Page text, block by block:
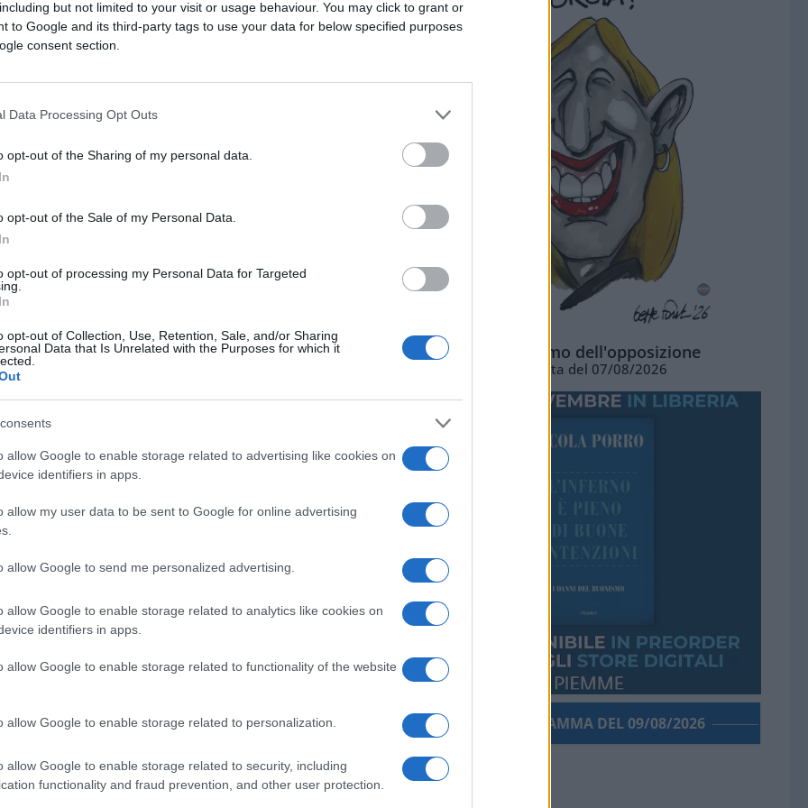
but not limited to your visit or usage behaviour. You may click to grant or
to Google and its third-party tags to use your data for below specified purposes
consent section.
Data Processing Opt Outs
opt-out of the Sharing of my personal data.
opt-out of the Sale of my Personal Data.
opt-out of processing my Personal Data for Targeted
opt-out of Collection, Use, Retention, Sale, and/or Sharing
Data that Is Unrelated with the Purposes for which it
allow Google to enable storage related to advertising like cookies on
identifiers in apps.
allow my user data to be sent to Google for online advertising
allow Google to send me personalized advertising.
allow Google to enable storage related to analytics like cookies on
identifiers in apps.
allow Google to enable storage related to functionality of the website
allow Google to enable storage related to personalization.
allow Google to enable storage related to security, including
functionality and fraud prevention, and other user protection.
nonché pasionaria
femminista, era
alla madre della saga che ha dato
si dice sputare nel piatto in cui si
della streghetta contro la “strega”
scrittrice, definite “transfobiche”.
vili e meschine, che più volte le
frutto del suo lavoro. Come, ad
quando l’autrice diHarry Potter
of Pop Culture ha dedicato al
post sul blog condiviso dal Museum of
Moore: “(…) Questa certa persona è un
odiose
e controverse per essere
arcobaleno la madre di Harry Potter è
di Harry Potter.
sua incoerenza.
successo nel 2021 a Kathleen Stock,
La professoressa era finita nella
di fatto esiste, ossia la differenza di
blasfemia per l’ideologia dominante
una vera e propria campagna
universitaria alle dimissioni,
“orribile” per lei e la sua famiglia”.
dalla stessa Rowling in un tweet,
L'ottimismo dell'opposizione
Vignetta del 07/08/2026
PORROGRAMMA DEL 09/08/2026